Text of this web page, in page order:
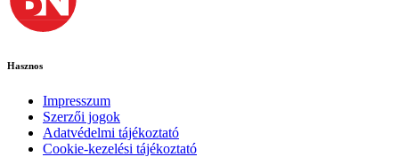
Hasznos
Impresszum
Szerzői jogok
Adatvédelmi tájékoztató
Cookie-kezelési tájékoztató